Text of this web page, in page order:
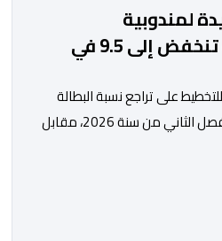
لمندوبية
التخطيط..البطالة تنخفض إلى 9.5 في
على تراجع نسبة البطالة
إلى 9.5 في المائة خلال الفصل الثاني من سنة 2026، مقابل